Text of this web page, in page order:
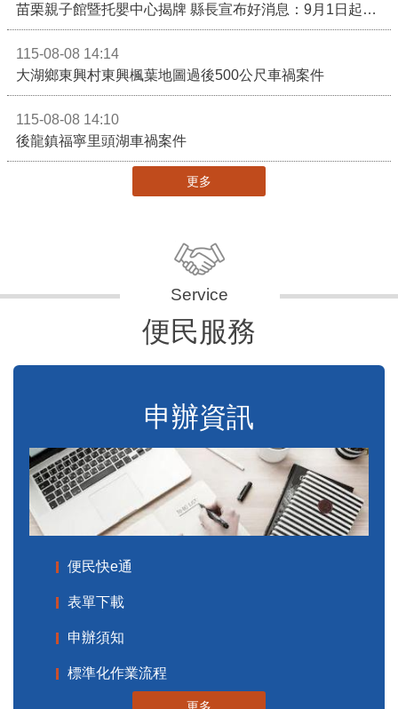
苗栗親子館暨托嬰中心揭牌 縣長宣布好消息：9月1日起調降臨時托嬰費用
115-08-08 14:14
大湖鄉東興村東興楓葉地圖過後500公尺車禍案件
115-08-08 14:10
後龍鎮福寧里頭湖車禍案件
更多
便民服務
申辦資訊
便民快e通
表單下載
申辦須知
標準化作業流程
更多